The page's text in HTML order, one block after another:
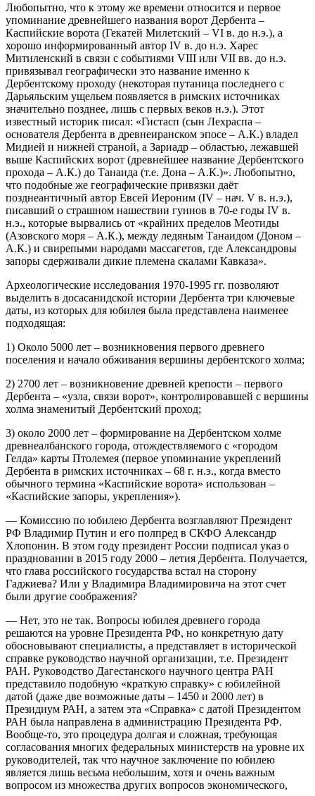
Любопытно, что к этому же времени относится и первое
упоминание древнейшего названия ворот Дербента –
Каспийские ворота (Гекатей Милетский – VI в. до н.э.), а
хорошо информированный автор IV в. до н.э. Харес
Митиленский в связи с событиями VIII или VII вв. до н.э.
привязывал географически это название именно к
Дербентскому проходу (некоторая путаница последнего с
Дарьяльским ущельем появляется в римских источниках
значительно позднее, лишь с первых веков н.э.). Этот
известный историк писал: «Гистасп (сын Лехраспа –
основателя Дербента в древнеиранском эпосе – А.К.) владел
Мидией и нижней страной, а Зариадр – областью, лежавшей
выше Каспийских ворот (древнейшее название Дербентского
прохода – А.К.) до Танаида (т.е. Дона – А.К.)». Любопытно,
что подобные же географические привязки даёт
позднеантичный автор Евсей Иероним (IV – нач. V в. н.э.),
писавший о страшном нашествии гуннов в 70-е годы IV в.
н.э., которые вырвались от «крайних пределов Меотиды
(Азовского моря – А.К.), между ледяным Танаидом (Доном –
А.К.) и свирепыми народами массагетов, где Александровы
запоры сдерживали дикие племена скалами Кавказа».
Археологические исследования 1970-1995 гг. позволяют
выделить в досасанидской истории Дербента три ключевые
даты, из которых для юбилея была представлена наименее
подходящая:
1) Около 5000 лет – возникновения первого древнего
поселения и начало обживания вершины дербентского холма;
2) 2700 лет – возникновение древней крепости – первого
Дербента – «узла, связи ворот», контролировавшей с вершины
холма знаменитый Дербентский проход;
3) около 2000 лет – формирование на Дербентском холме
древнеалбанского города, отождествляемого с «городом
Гелда» карты Птолемея (первое упоминание укреплений
Дербента в римских источниках – 68 г. н.э., когда вместо
обычного термина «Каспийские ворота» использован –
«Каспийские запоры, укрепления»).
— Комиссию по юбилею Дербента возглавляют Президент
РФ Владимир Путин и его полпред в СКФО Александр
Хлопонин. В этом году президент России подписал указ о
праздновании в 2015 году 2000 – летия Дербента. Получается,
что глава российского государства встал на сторону
Гаджиева? Или у Владимира Владимировича на этот счет
были другие соображения?
— Нет, это не так. Вопросы юбилея древнего города
решаются на уровне Президента РФ, но конкретную дату
обосновывают специалисты, а представляет в исторической
справке руководство научной организации, т.е. Президент
РАН. Руководство Дагестанского научного центра РАН
представило подобную «краткую справку» с юбилейной
датой (даже две возможные даты – 1450 и 2000 лет) в
Президиум РАН, а затем эта «Справка» с датой Президентом
РАН была направлена в администрацию Президента РФ.
Вообще-то, это процедура долгая и сложная, требующая
согласования многих федеральных министерств на уровне их
руководителей, так что научное заключение по юбилею
является лишь весьма небольшим, хотя и очень важным
вопросом из множества других вопросов экономического,